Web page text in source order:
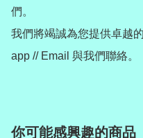
們。
我們將竭誠為您提供卓越
app // Email 與我們聯絡。
你可能感興趣的商品